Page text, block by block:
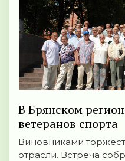
В Брянском
ветеранов спорта
Виновниками
отрасли. Встреча